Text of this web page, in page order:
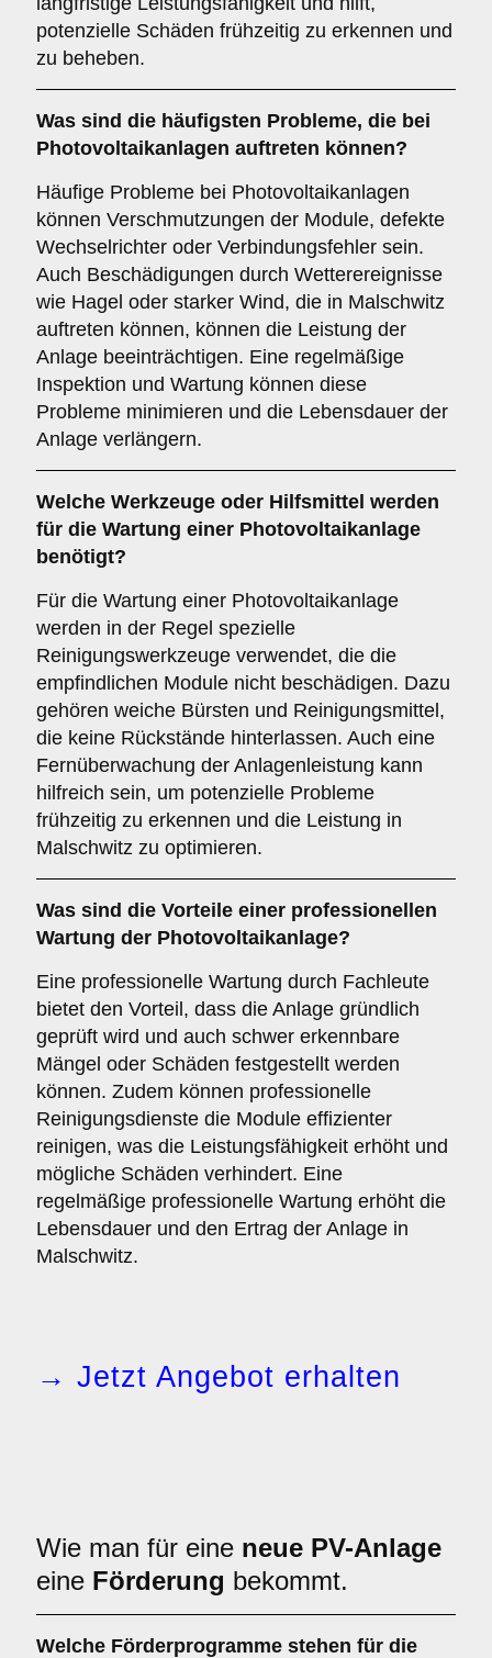
potenzielle Schäden frühzeitig zu erkennen und
zu beheben.
Was sind die häufigsten Probleme, die bei
Photovoltaikanlagen auftreten können?
Häufige Probleme bei Photovoltaikanlagen
können Verschmutzungen der Module, defekte
Wechselrichter oder Verbindungsfehler sein.
Auch Beschädigungen durch Wetterereignisse
wie Hagel oder starker Wind, die in Malschwitz
auftreten können, können die Leistung der
Anlage beeinträchtigen. Eine regelmäßige
Inspektion und Wartung können diese
Probleme minimieren und die Lebensdauer der
Anlage verlängern.
Welche Werkzeuge oder Hilfsmittel werden
für die Wartung einer Photovoltaikanlage
benötigt?
Für die Wartung einer Photovoltaikanlage
werden in der Regel spezielle
Reinigungswerkzeuge verwendet, die die
empfindlichen Module nicht beschädigen. Dazu
gehören weiche Bürsten und Reinigungsmittel,
die keine Rückstände hinterlassen. Auch eine
Fernüberwachung der Anlagenleistung kann
hilfreich sein, um potenzielle Probleme
frühzeitig zu erkennen und die Leistung in
Malschwitz zu optimieren.
Was sind die Vorteile einer professionellen
Wartung der Photovoltaikanlage?
Eine professionelle Wartung durch Fachleute
bietet den Vorteil, dass die Anlage gründlich
geprüft wird und auch schwer erkennbare
Mängel oder Schäden festgestellt werden
können. Zudem können professionelle
Reinigungsdienste die Module effizienter
reinigen, was die Leistungsfähigkeit erhöht und
mögliche Schäden verhindert. Eine
regelmäßige professionelle Wartung erhöht die
Lebensdauer und den Ertrag der Anlage in
Malschwitz.
→ Jetzt Angebot erhalten
Wie man für eine neue PV-Anlage
eine Förderung bekommt.
Welche Förderprogramme stehen für die